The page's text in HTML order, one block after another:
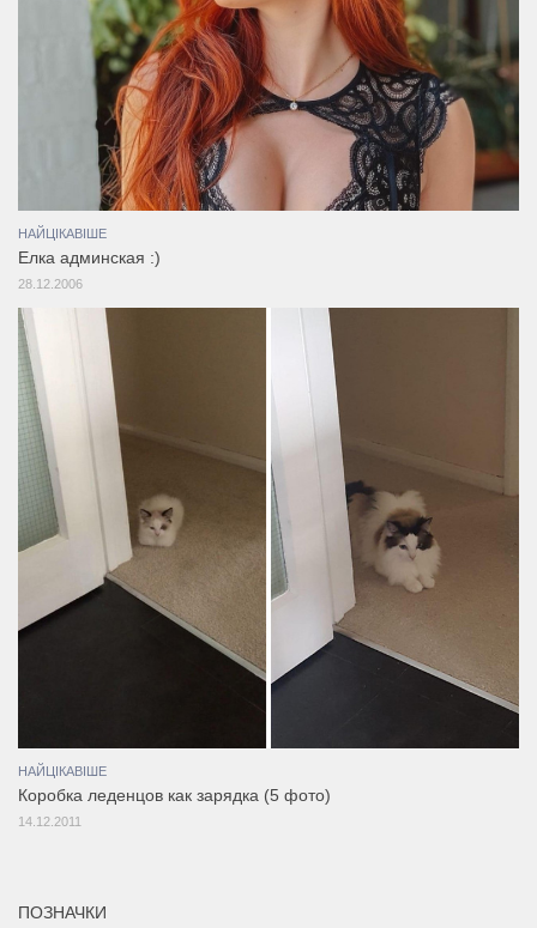
НАЙЦІКАВІШЕ
Елка админская :)
28.12.2006
НАЙЦІКАВІШЕ
Коробка леденцов как зарядка (5 фото)
14.12.2011
ПОЗНАЧКИ